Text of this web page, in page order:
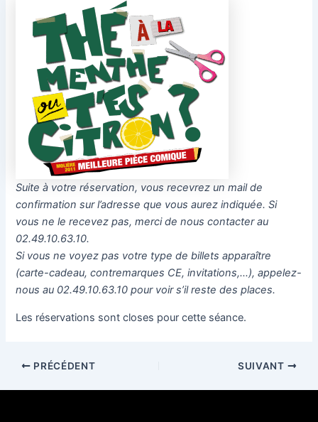
Suite à votre réservation, vous recevrez un mail de
confirmation sur l’adresse que vous aurez indiquée. Si
vous ne le recevez pas, merci de nous contacter au
02.49.10.63.10.
Si vous ne voyez pas votre type de billets apparaître
(carte-cadeau, contremarques CE, invitations,…), appelez-
nous au 02.49.10.63.10 pour voir s’il reste des places.
Les réservations sont closes pour cette séance.
PRÉCÉDENT SUIVANT